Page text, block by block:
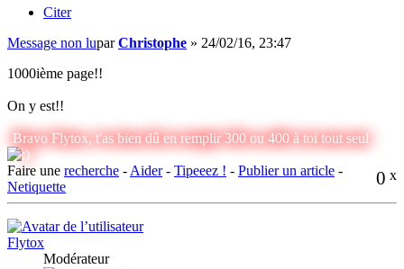
Citer
Message non luparChristophe » 24/02/16, 23:47
1000ième page!!
On y est!!
Bravo Flytox, t'as bien dû en remplir 300 ou 400 à toi tout seul
0 x
Faire une recherche - Aider- Tipeeez ! - Publier un article -
Netiquette
Flytox
Modérateur